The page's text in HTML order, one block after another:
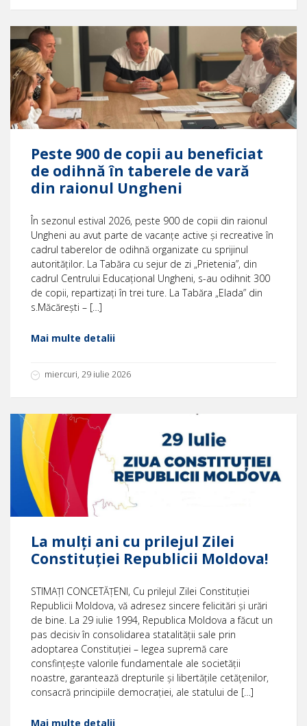
Peste 900 de copii au beneficiat
de odihnă în taberele de vară
din raionul Ungheni
În sezonul estival 2026, peste 900 de copii din raionul
Ungheni au avut parte de vacanțe active și recreative în
cadrul taberelor de odihnă organizate cu sprijinul
autorităților. La Tabăra cu sejur de zi „Prietenia”, din
cadrul Centrului Educațional Ungheni, s-au odihnit 300
de copii, repartizați în trei ture. La Tabăra „Elada” din
s.Măcărești – […]
Mai multe detalii
miercuri, 29 iulie 2026
La mulți ani cu prilejul Zilei
Constituției Republicii Moldova!
STIMAȚI CONCETĂȚENI, Cu prilejul Zilei Constituției
Republicii Moldova, vă adresez sincere felicitări și urări
de bine. La 29 iulie 1994, Republica Moldova a făcut un
pas decisiv în consolidarea statalității sale prin
adoptarea Constituției – legea supremă care
consfințește valorile fundamentale ale societății
noastre, garantează drepturile și libertățile cetățenilor,
consacră principiile democrației, ale statului de […]
Mai multe detalii